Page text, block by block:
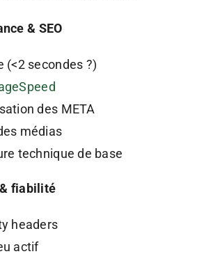
& SEO
(<2 secondes ?)
des META
médias
technique de base
fiabilité
headers
actif